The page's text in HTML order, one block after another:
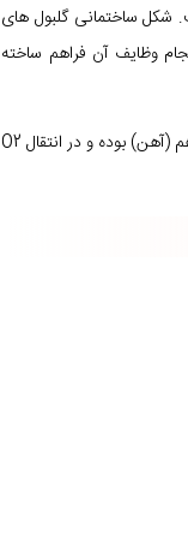
شکل ساختمانی گلبول های
وظایف آن فراهم ساخته
جزء اصلی ساختمان گلبول قرمز، هموگلوبین است که ترکیبی از زنجیره های پروتئینی (گلوبین) و هم (آهن) بوده و در انتقال O2